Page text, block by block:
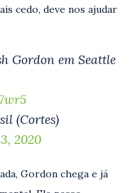
cedo, deve nos ajudar
Gordon em Seattle
(Cortes)
2020
Gordon chega e já